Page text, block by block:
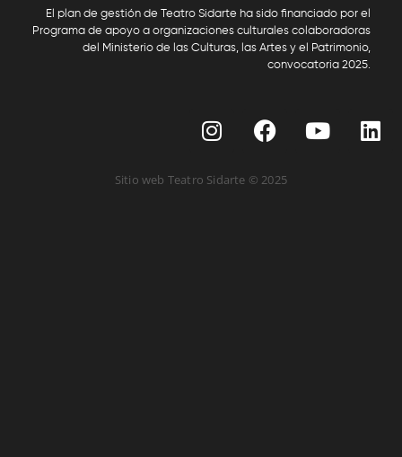
El plan de gestión de Teatro Sidarte ha sido financiado por el
Programa de apoyo a organizaciones culturales colaboradoras
del
Ministerio de las Culturas, las Artes y el Patrimonio,
convocatoria 2025.
Sitio web Teatro Sidarte © 2025